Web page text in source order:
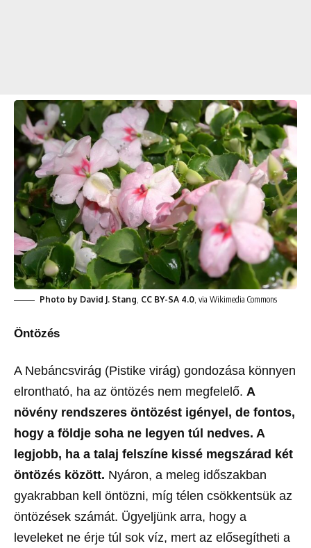
Photo by David J. Stang, CC BY-SA 4.0, via Wikimedia Commons
Öntözés
A Nebáncsvirág (Pistike virág) gondozása könnyen
elrontható, ha az öntözés nem megfelelő. A
növény rendszeres öntözést igényel, de fontos,
hogy a földje soha ne legyen túl nedves. A
legjobb, ha a talaj felszíne kissé megszárad két
öntözés között. Nyáron, a meleg időszakban
gyakrabban kell öntözni, míg télen csökkentsük az
öntözések számát. Ügyeljünk arra, hogy a
leveleket ne érje túl sok víz, mert az elősegítheti a